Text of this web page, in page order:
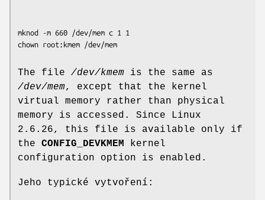
mknod -m 660 /dev/mem c 1 1
The file /dev/kmem is the same as
/dev/mem, except that the kernel
virtual memory rather than physical
memory is accessed. Since Linux
2.6.26, this file is available only if
the CONFIG_DEVKMEM kernel
configuration option is enabled.
Jeho typické vytvoření: